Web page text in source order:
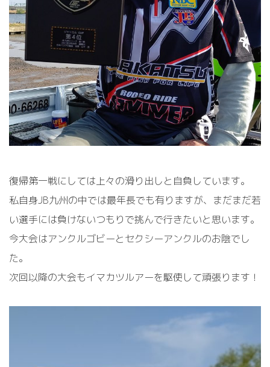
復帰第一戦にしては上々の滑り出しと自負しています。
私自身JB九州の中では最年長でも有りますが、まだまだ若
い選手には負けないつもりで挑んで行きたいと思います。
今大会はアンクルゴビーとセクシーアンクルのお陰でし
た。
次回以降の大会もイマカツルアーを駆使して頑張ります！